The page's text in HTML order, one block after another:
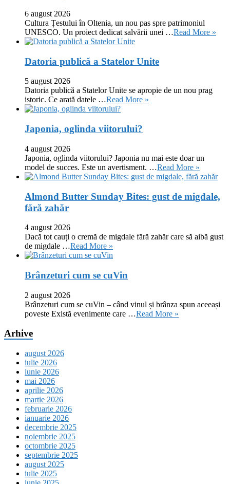
6 august 2026
Cultura Țestului în Oltenia, un nou pas spre patrimoniul
UNESCO. Un proiect dedicat salvării unei …Read More »
Datoria publică a Statelor Unite
5 august 2026
Datoria publică a Statelor Unite se apropie de un nou prag
istoric. Ce arată datele …Read More »
Japonia, oglinda viitorului?
4 august 2026
Japonia, oglinda viitorului? Japonia nu mai este doar un
model de succes. Este un avertisment. …Read More »
Almond Butter Sunday Bites: gust de migdale,
fără zahăr
4 august 2026
Dacă tot cauți o cremă de migdale fără zahăr care să aibă gust
de migdale …Read More »
Brânzeturi cum se cuVin
2 august 2026
Brânzeturi cum se cuVin – când vinul și brânza spun aceeași
poveste Există evenimente care …Read More »
Arhive
august 2026
iulie 2026
iunie 2026
mai 2026
aprilie 2026
martie 2026
februarie 2026
ianuarie 2026
decembrie 2025
noiembrie 2025
octombrie 2025
septembrie 2025
august 2025
iulie 2025